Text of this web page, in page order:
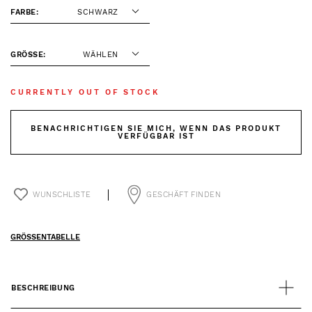
FARBE: SCHWARZ
GRÖSSE: WÄHLEN
CURRENTLY OUT OF STOCK
BENACHRICHTIGEN SIE MICH, WENN DAS PRODUKT
VERFÜGBAR IST
WUNSCHLISTE GESCHÄFT FINDEN
GRÖSSENTABELLE
BESCHREIBUNG